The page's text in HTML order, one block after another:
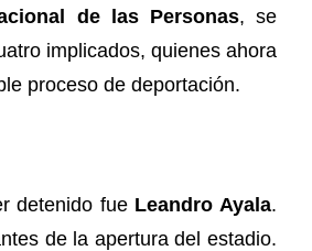
de las Personas, se
implicados, quienes ahora
proceso de deportación.
detenido fue Leandro Ayala.
de la apertura del estadio.